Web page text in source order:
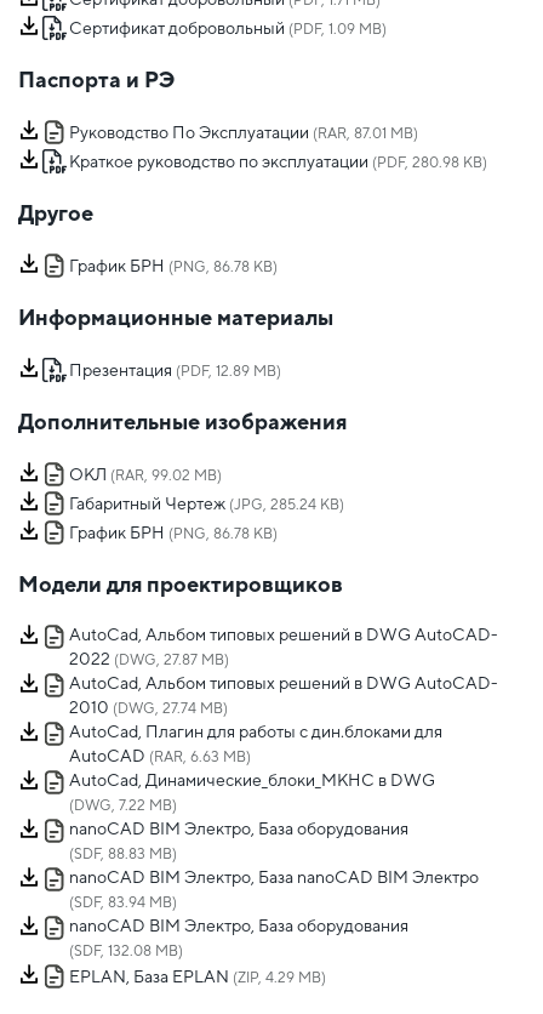
Сертификат добровольный (PDF, 1.09 MB)
Паспорта и РЭ
Руководство По Эксплуатации (RAR, 87.01 MB)
Краткое руководство по эксплуатации (PDF, 280.98 KB)
Другое
График БРН (PNG, 86.78 KB)
Информационные материалы
Презентация (PDF, 12.89 MB)
Дополнительные изображения
ОКЛ (RAR, 99.02 MB)
Габаритный Чертеж (JPG, 285.24 KB)
График БРН (PNG, 86.78 KB)
Модели для проектировщиков
AutoCad, Альбом типовых решений в DWG AutoCAD-
2022 (DWG, 27.87 MB)
AutoCad, Альбом типовых решений в DWG AutoCAD-
2010 (DWG, 27.74 MB)
AutoCad, Плагин для работы с дин.блоками для
AutoCAD (RAR, 6.63 MB)
AutoCad, Динамические_блоки_МКНС в DWG
(DWG, 7.22 MB)
nanoCAD BIM Электро, База оборудования
(SDF, 88.83 MB)
nanoCAD BIM Электро, База nanoCAD BIM Электро
(SDF, 83.94 MB)
nanoCAD BIM Электро, База оборудования
(SDF, 132.08 MB)
EPLAN, База EPLAN (ZIP, 4.29 MB)